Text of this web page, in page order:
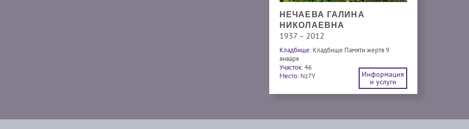
НЕЧАЕВА ГАЛИНА
НИКОЛАЕВНА
1937 – 2012
Кладбище: Кладбище Памяти жертв 9
января
Участок:46
Место: Nz7Y
Информация
и услуги